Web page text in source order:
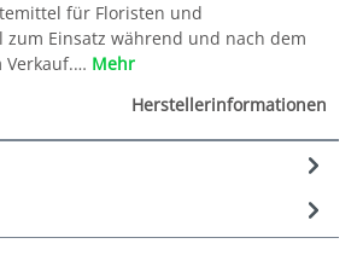
für Floristen und
zum Einsatz während und nach dem
Verkauf.… Mehr
Herstellerinformationen